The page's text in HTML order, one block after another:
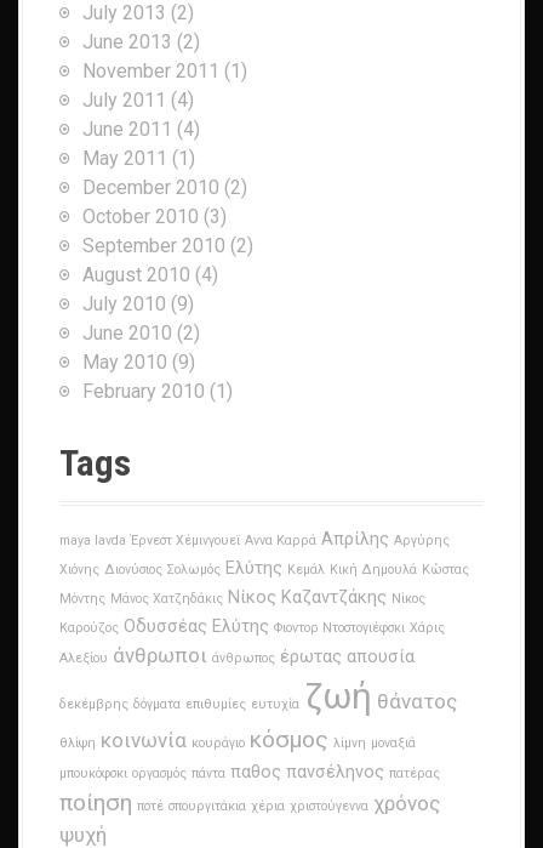
July 2013 (2)
June 2013 (2)
November 2011 (1)
July 2011 (4)
June 2011 (4)
May 2011 (1)
December 2010 (2)
October 2010 (3)
September 2010 (2)
August 2010 (4)
July 2010 (9)
June 2010 (2)
May 2010 (9)
February 2010 (1)
Tags
maya lavda Έρνεστ Χέμινγουεϊ Αννα Καρρά Απρίλης Αργύρης
Χιόνης Διονύσιος Σολωμός Ελύτης Κεμάλ Κική Δημουλά Κώστας
Μόντης Μάνος Χατζηδάκις Νίκος Καζαντζάκης Νίκος
Καρούζος Οδυσσέας Ελύτης Φιοντορ Ντοστογιέφσκι Χάρις
Αλεξίου άνθρωποι άνθρωπος έρωτας απουσία
δεκέμβρης δόγματα επιθυμίες ευτυχία ζωή θάνατος
θλίψη κοινωνία κουράγιο κόσμος λίμνη μοναξιά
μπουκόφσκι οργασμός πάντα παθος πανσέληνος πατέρας
ποίηση ποτέ σπουργιτάκια χέρια χριστούγεννα χρόνος
ψυχή